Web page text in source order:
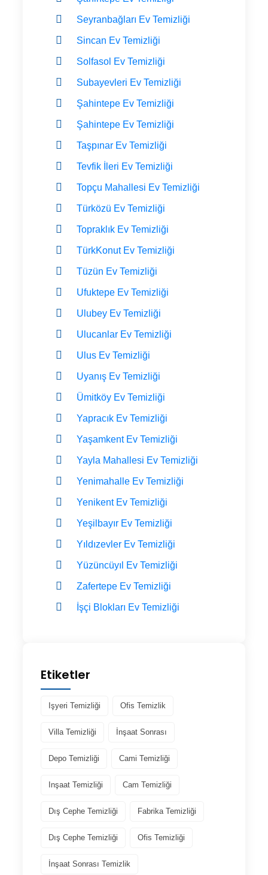
Seyranbağları Ev Temizliği
Sincan Ev Temizliği
Solfasol Ev Temizliği
Subayevleri Ev Temizliği
Şahintepe Ev Temizliği
Şahintepe Ev Temizliği
Taşpınar Ev Temizliği
Tevfik İleri Ev Temizliği
Topçu Mahallesi Ev Temizliği
Türközü Ev Temizliği
Topraklık Ev Temizliği
TürkKonut Ev Temizliği
Tüzün Ev Temizliği
Ufuktepe Ev Temizliği
Ulubey Ev Temizliği
Ulucanlar Ev Temizliği
Ulus Ev Temizliği
Uyanış Ev Temizliği
Ümitköy Ev Temizliği
Yapracık Ev Temizliği
Yaşamkent Ev Temizliği
Yayla Mahallesi Ev Temizliği
Yenimahalle Ev Temizliği
Yenikent Ev Temizliği
Yeşilbayır Ev Temizliği
Yıldızevler Ev Temizliği
Yüzüncüyıl Ev Temizliği
Zafertepe Ev Temizliği
İşçi Blokları Ev Temizliği
Etiketler
Işyeri Temizliği Ofis Temizlik
Villa Temizliği İnşaat Sonrası
Depo Temizliği Cami Temizliği
Inşaat Temizliği Cam Temizliği
Dış Cephe Temizliği Fabrika Temizliği
Dış Cephe Temizliği Ofis Temizliği
İnşaat Sonrası Temizlik